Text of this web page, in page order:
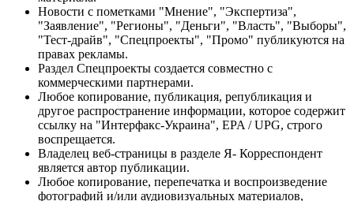
Новости с пометками "Мнение", "Экспертиза",
"Заявление", "Регионы", "Деньги", "Власть", "Выборы",
"Тест-драйв", "Спецпроекты", "Промо" публикуются на
правах рекламы.
Раздел Спецпроекты создается совместно с
коммерческими партнерами.
Любое копирование, публикация, републикация и
другое распространение информации, которое содержит
ссылку на "Интерфакс-Украина", EPA / UPG, строго
воспрещается.
Владелец веб-страницы в разделе Я- Корреспондент
является автор публикации.
Любое копирование, перепечатка и воспроизведение
фотографий и/или аудиовизуальных материалов,